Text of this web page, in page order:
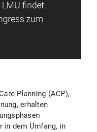
LMU findet
zum
Planning (ACP),
erhalten
in dem Umfang, in